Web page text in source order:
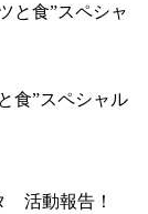
食”スペシャル